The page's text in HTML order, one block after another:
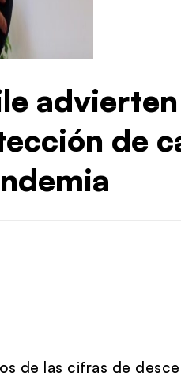
de
de las cifras de